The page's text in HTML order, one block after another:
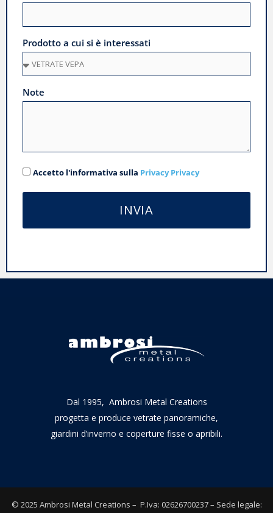
Prodotto a cui si è interessati
Note
Accetto l'informativa sulla Privacy Privacy
INVIA
Dal 1995, Ambrosi Metal Creations
progetta e produce vetrate panoramiche,
giardini d’inverno e coperture fisse o apribili.
© 2025 Ambrosi Metal Creations – P.Iva: 02626700237 – Sede legale: